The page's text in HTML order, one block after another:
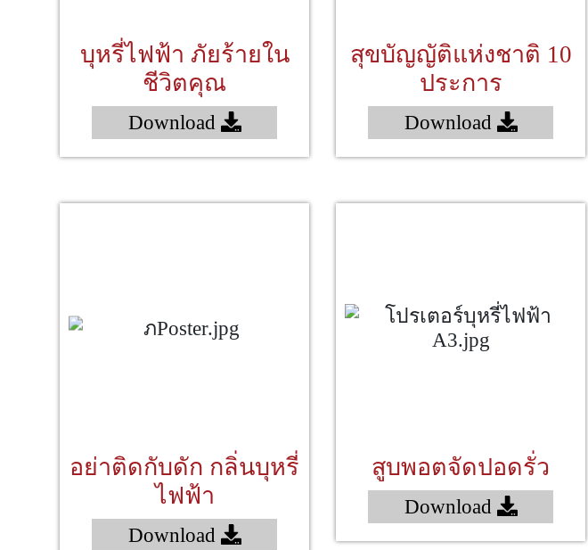
บุหรี่ไฟฟ้า ภัยร้ายใน
ชีวิตคุณ
Download
สุขบัญญัติแห่งชาติ 10
ประการ
Download
อย่าติดกับดัก กลิ่นบุหรี่
ไฟฟ้า
Download
สูบพอตจัดปอดรั่ว
Download